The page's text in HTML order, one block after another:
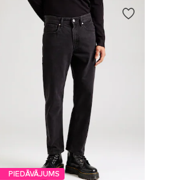
PIEDĀVĀJUMS